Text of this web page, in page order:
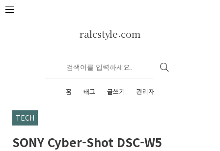
본문 바로가기
ralcstyle.com
홈 태그 글쓰기 관리자
TECH
SONY Cyber-Shot DSC-W5